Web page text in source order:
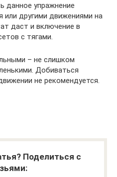
данное упражнение
или другими движениями на
даст и включение в
с тягами.
– не слишком
Добиваться
не рекомендуется.
Поделиться с